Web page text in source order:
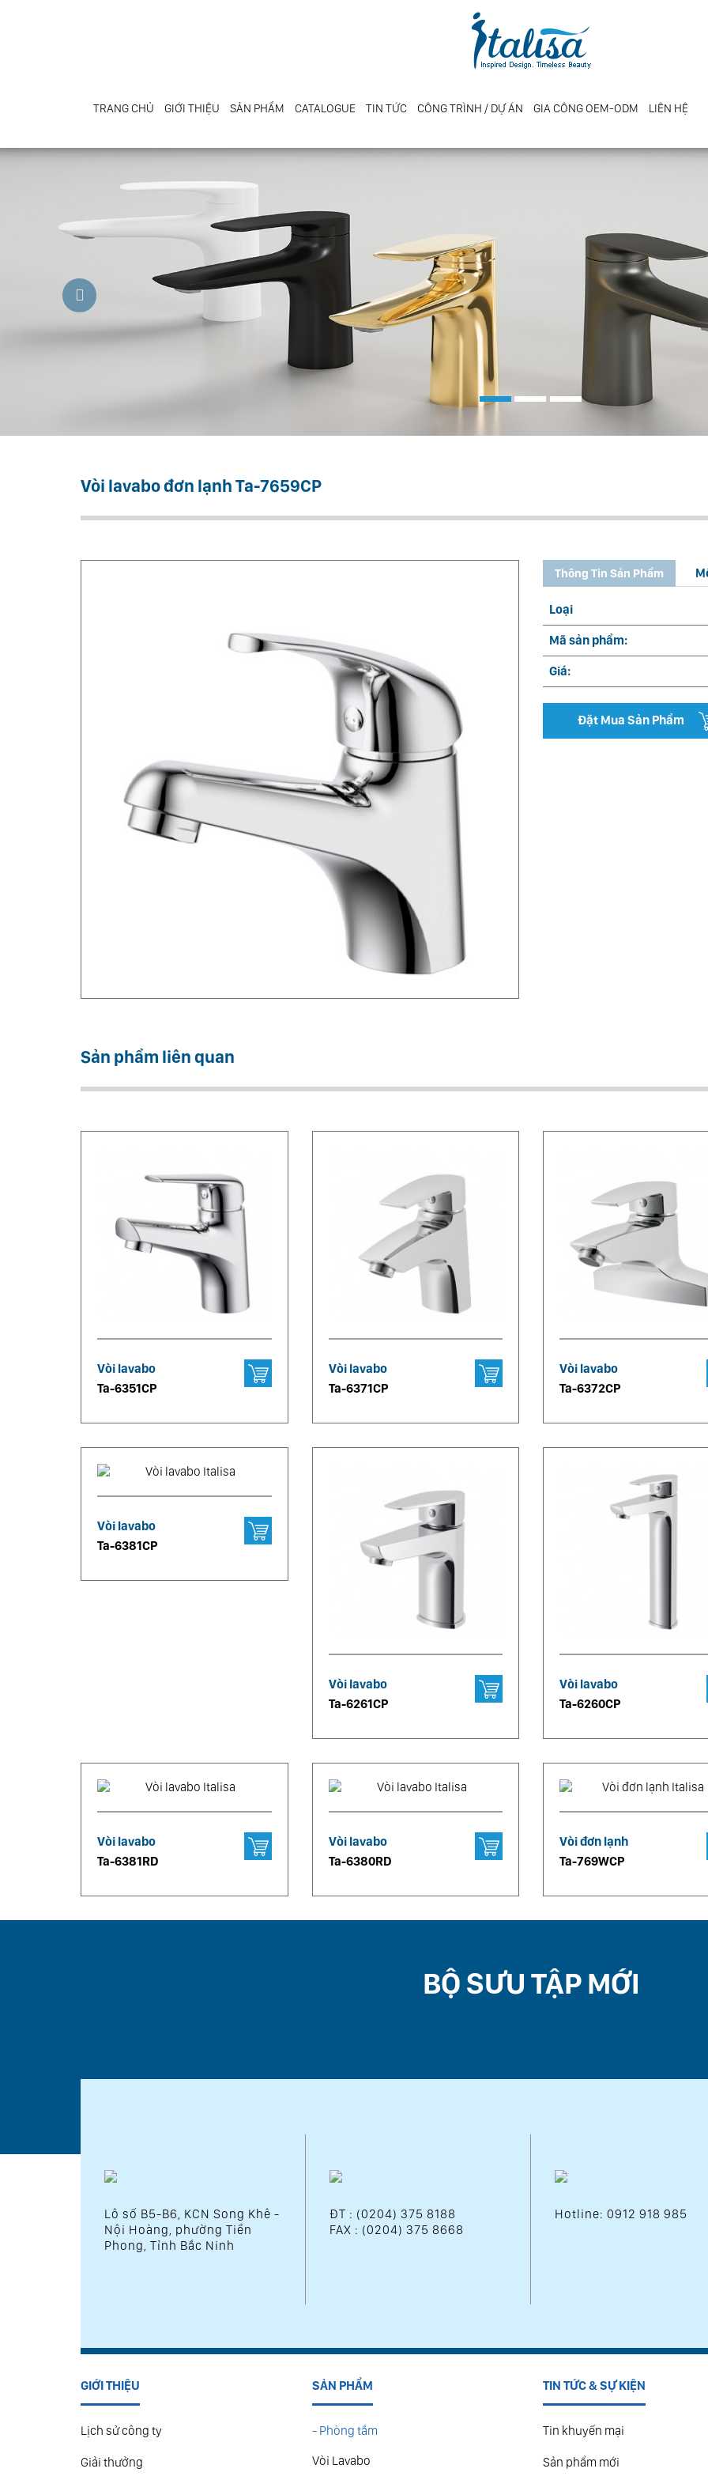
TRANG CHỦ GIỚI THIỆU SẢN PHẨM CATALOGUE TIN TỨC CÔNG TRÌNH / DỰ ÁN GIA CÔNG OEM-ODM LIÊN HỆ
Previous
Vòi lavabo đơn lạnh Ta-7659CP
Thông Tin Sản Phẩm
Loại
Mã sản phẩm:
Giá:
Đặt Mua Sản Phẩm
Sản phẩm liên quan
Vòi lavabo
Ta-6351CP
Vòi lavabo
Ta-6371CP
Vòi lavabo
Ta-6372CP
Vòi lavabo
Ta-6381CP
Vòi lavabo
Ta-6261CP
Vòi lavabo
Ta-6260CP
Vòi lavabo
Ta-6381RD
Vòi lavabo
Ta-6380RD
Vòi đơn lạnh
Ta-769WCP
BỘ SƯU TẬP MỚI
Lô số B5-B6, KCN Song Khê -
Nội Hoàng, phường Tiền
Phong, Tỉnh Bắc Ninh
ĐT : (0204) 375 8188
FAX : (0204) 375 8668
Hotline: 0912 918 985
GIỚI THIỆU
Lịch sử công ty
Giải thưởng
SẢN PHẨM
- Phòng tắm
Vòi Lavabo
TIN TỨC & SỰ KIỆN
Tin khuyến mại
Sản phẩm mới